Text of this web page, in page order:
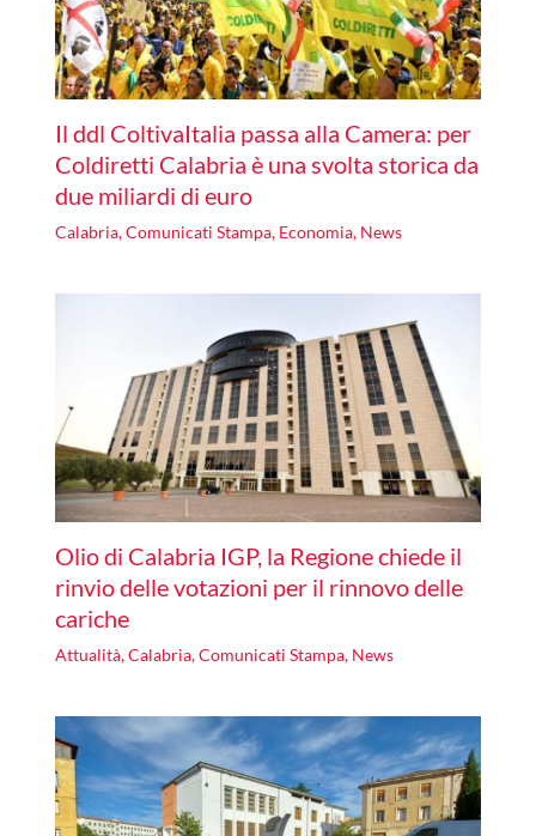
Il ddl ColtivaItalia passa alla Camera: per
Coldiretti Calabria è una svolta storica da
due miliardi di euro
Calabria,Comunicati Stampa, Economia, News
Olio di Calabria IGP, la Regione chiede il
rinvio delle votazioni per il rinnovo delle
cariche
Attualità,Calabria,Comunicati Stampa, News